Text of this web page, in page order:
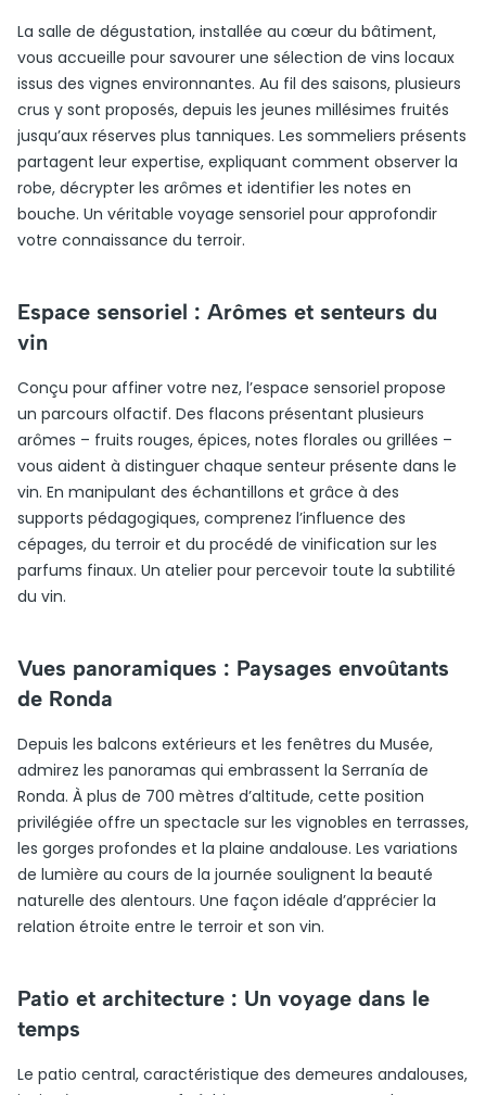
La salle de dégustation, installée au cœur du bâtiment,
vous accueille pour savourer une sélection de vins locaux
issus des vignes environnantes. Au fil des saisons, plusieurs
crus y sont proposés, depuis les jeunes millésimes fruités
jusqu’aux réserves plus tanniques. Les sommeliers présents
partagent leur expertise, expliquant comment observer la
robe, décrypter les arômes et identifier les notes en
bouche. Un véritable voyage sensoriel pour approfondir
votre connaissance du terroir.
Espace sensoriel : Arômes et senteurs du
vin
Conçu pour affiner votre nez, l’espace sensoriel propose
un parcours olfactif. Des flacons présentant plusieurs
arômes – fruits rouges, épices, notes florales ou grillées –
vous aident à distinguer chaque senteur présente dans le
vin. En manipulant des échantillons et grâce à des
supports pédagogiques, comprenez l’influence des
cépages, du terroir et du procédé de vinification sur les
parfums finaux. Un atelier pour percevoir toute la subtilité
du vin.
Vues panoramiques : Paysages envoûtants
de Ronda
Depuis les balcons extérieurs et les fenêtres du Musée,
admirez les panoramas qui embrassent la Serranía de
Ronda. À plus de 700 mètres d’altitude, cette position
privilégiée offre un spectacle sur les vignobles en terrasses,
les gorges profondes et la plaine andalouse. Les variations
de lumière au cours de la journée soulignent la beauté
naturelle des alentours. Une façon idéale d’apprécier la
relation étroite entre le terroir et son vin.
Patio et architecture : Un voyage dans le
temps
Le patio central, caractéristique des demeures andalouses,